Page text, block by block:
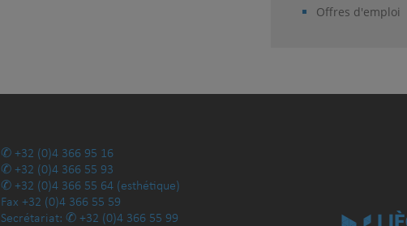
Offres d'emploi
+32 (0)4 366 95 16
+32 (0)4 366 55 93
+32 (0)4 366 55 64 (esthétique)
Fax +32 (0)4 366 55 59
Secrétariat:
+32 (0)4 366 55 99